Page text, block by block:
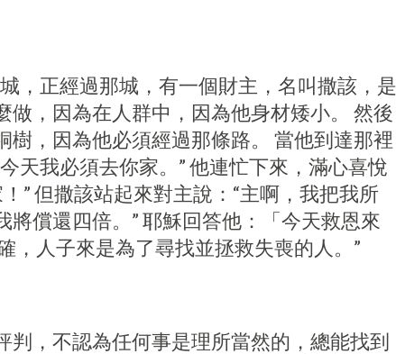
，正經過那城，有一個財主，名叫撒該，是
，因為在人群中，因為他身材矮小。 然後
，因為他必須經過那條路。 當他到達那裡
天我必須去你家。” 他連忙下來，滿心喜悅
” 但撒該站起來對主說：“主啊，我把我所
償還四倍。” 耶穌回答他：「今天救恩來
，人子來是為了尋找並拯救失喪的人。”
，不認為任何事是理所當然的，總能找到